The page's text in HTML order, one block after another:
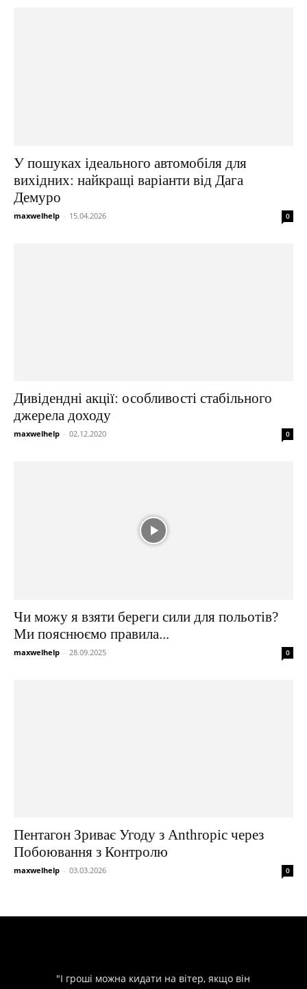
У пошуках ідеального автомобіля для
вихідних: найкращі варіанти від Дага
Демуро
maxwelhelp - 15.04.2026 0
Дивідендні акції: особливості стабільного
джерела доходу
maxwelhelp - 02.12.2020 0
Чи можу я взяти береги сили для польотів?
Ми пояснюємо правила...
maxwelhelp - 28.09.2025 0
Пентагон Зриває Угоду з Anthropic через
Побоювання з Контролю
maxwelhelp - 03.03.2026 0
"І гроші можна кидати на вітер, якщо він